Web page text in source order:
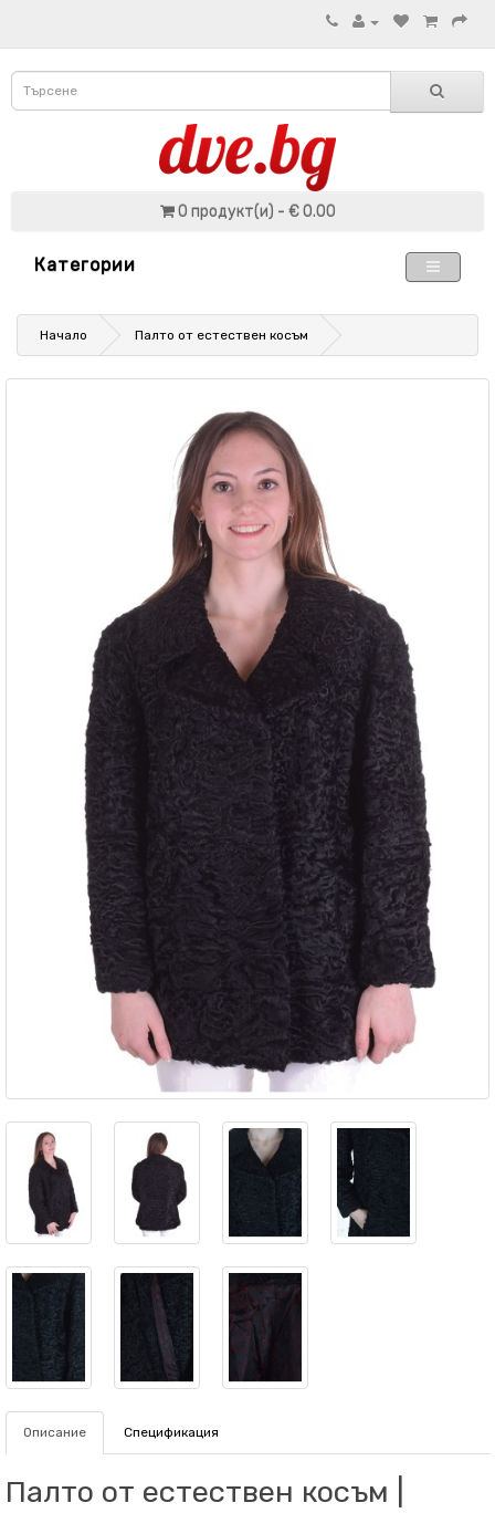
0 продукт(и) - € 0.00
Категории
Начало Палто от естествен косъм
Описание Спецификация
Палто от естествен косъм |